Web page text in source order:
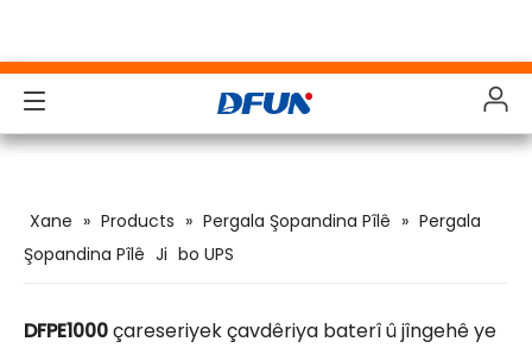
Solutions
Alîkarî
Solutions
Alîkarî
Solutions
Alîkarî
Solutions
Alîkarî
Xane » Products » Pergala Şopandina Pîlê » Pergala
Şopandina Pîlê Ji bo UPS
DFPE1000çareseriyek çavdêriya baterî û jîngehê ye